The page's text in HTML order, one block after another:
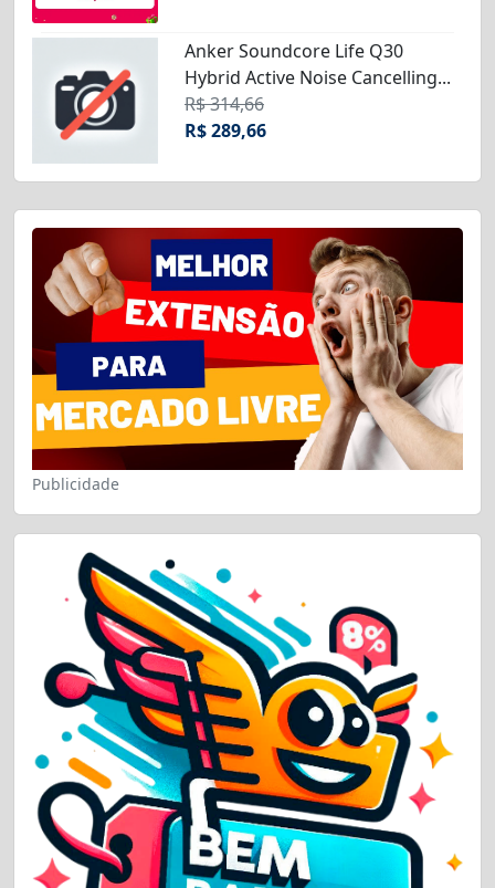
Anker Soundcore Life Q30
Hybrid Active Noise Cancelling...
R$ 314,66
R$ 289,66
Publicidade